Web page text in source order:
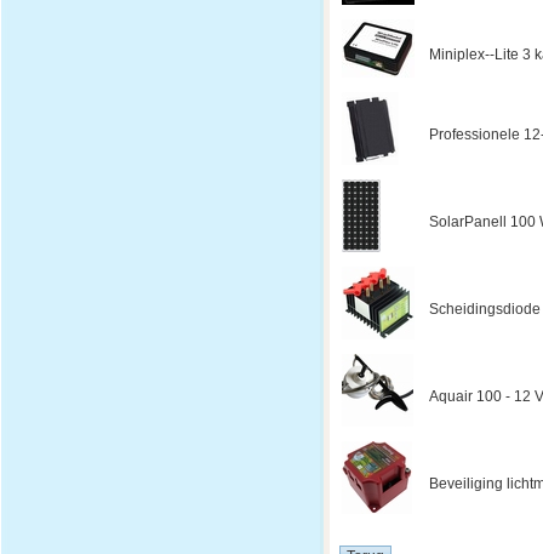
Miniplex--Lite 3
Professionele
SolarPanell 100
Scheidingsdiode
Aquair 100 - 12
Beveiliging